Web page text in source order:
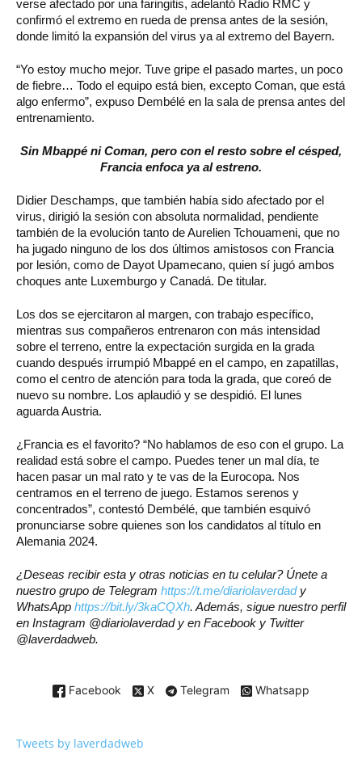
verse afectado por una faringitis, adelantó Radio RMC y
confirmó el extremo en rueda de prensa antes de la sesión,
donde limitó la expansión del virus ya al extremo del Bayern.
“Yo estoy mucho mejor. Tuve gripe el pasado martes, un poco
de fiebre… Todo el equipo está bien, excepto Coman, que está
algo enfermo”, expuso Dembélé en la sala de prensa antes del
entrenamiento.
Sin Mbappé ni Coman, pero con el resto sobre el césped,
Francia enfoca ya al estreno.
Didier Deschamps, que también había sido afectado por el
virus, dirigió la sesión con absoluta normalidad, pendiente
también de la evolución tanto de Aurelien Tchouameni, que no
ha jugado ninguno de los dos últimos amistosos con Francia
por lesión, como de Dayot Upamecano, quien sí jugó ambos
choques ante Luxemburgo y Canadá. De titular.
Los dos se ejercitaron al margen, con trabajo específico,
mientras sus compañeros entrenaron con más intensidad
sobre el terreno, entre la expectación surgida en la grada
cuando después irrumpió Mbappé en el campo, en zapatillas,
como el centro de atención para toda la grada, que coreó de
nuevo su nombre. Los aplaudió y se despidió. El lunes
aguarda Austria.
¿Francia es el favorito? “No hablamos de eso con el grupo. La
realidad está sobre el campo. Puedes tener un mal día, te
hacen pasar un mal rato y te vas de la Eurocopa. Nos
centramos en el terreno de juego. Estamos serenos y
concentrados”, contestó Dembélé, que también esquivó
pronunciarse sobre quienes son los candidatos al título en
Alemania 2024.
¿Deseas recibir esta y otras noticias en tu celular? Únete a
nuestro grupo de Telegram https://t.me/diariolaverdady
WhatsApp https://bit.ly/3kaCQXh. Además, sigue nuestro perfil
en Instagram @diariolaverdad y en Facebook y Twitter
@laverdadweb.
Facebook X Telegram Whatsapp
Tweets by laverdadweb